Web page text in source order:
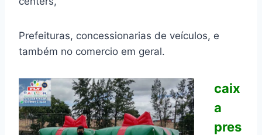
Prefeituras, concessionarias de veículos, e
também no comercio em geral.
caix
a
pres